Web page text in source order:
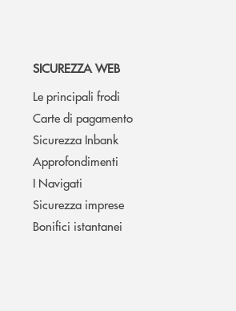
SICUREZZA WEB
Le principali frodi
Carte di pagamento
Sicurezza Inbank
Approfondimenti
I Navigati
Sicurezza imprese
Bonifici istantanei